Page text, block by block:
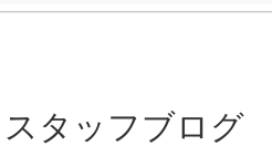
スタッフブログ